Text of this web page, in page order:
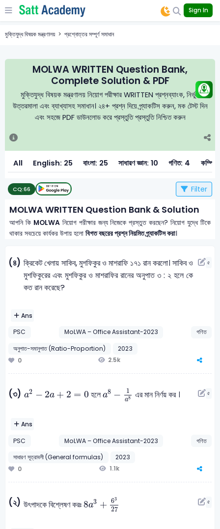
Sign In
মুক্তিযুদ্ধ বিষয়ক মন্ত্রণালয় প্রশ্নোত্তর সম্পূর্ণ সমাধান
MOLWA WRITTEN Question Bank,
Complete Solution & PDF
মুক্তিযুদ্ধ বিষয়ক মন্ত্রণালয় নিয়োগ পরীক্ষার WRITTEN প্রশ্নব্যাংক, নির্ভুল
উত্তরমালা এবং ব্যাখ্যাসহ সমাধান। ২৪+ প্রশ্ন দিয়ে প্র্যাকটিস করুন, মক টেস্ট দিন
এবং সহজে PDF ডাউনলোড করে প্রস্তুতি প্রস্তুতি নিশ্চিত করুন
All English: 25 বাংলা: 25 সাধারণ জ্ঞান: 10 গণিত: 4
CQ:66 Filter
MOLWA WRITTEN Question Bank & Solution
আপনি কি MOLWAনিয়োগ পরীক্ষার জন্য নিজেকে প্রস্তুত করছেন? নিয়োগ যুদ্ধে টিকে
থাকার সবচেয়ে কার্যকর উপায় হলোবিগত বছরের প্রশ্ন নিয়মিত প্র্যাকটিস করা।
(৪) ক্রিকেট খেলায় সাকিব, মুশফিকুর ও মাশরাফি ১৭১ রান করলো। সাকিব ও
মুশফিকুরের এবং মুশফিকুর ও মাশরাফির রানের অনুপাত ৩ : ২ হলে কে
কত রান করেছে?
৫
Ans
PSC
MoLWA – Office Assistant-2023
গণিত
অনুপাত-সমানুপাত (Ratio-Proportion)
2023
0
2.5k
(৩) a2 − 2a + 2 = 0
a2 2a + = হলেa8 − 1
a8
a8 a এর মান নির্ণয় কর । ৫
Ans
PSC
MoLWA – Office Assistant-2023
গণিত
সাধারণ সূত্রাবলী (General formulas)
2023
0
1.1k
(২) উৎপাদকে বিশ্লেষণ করঃ8a3 + 63
27
a 63 ৫